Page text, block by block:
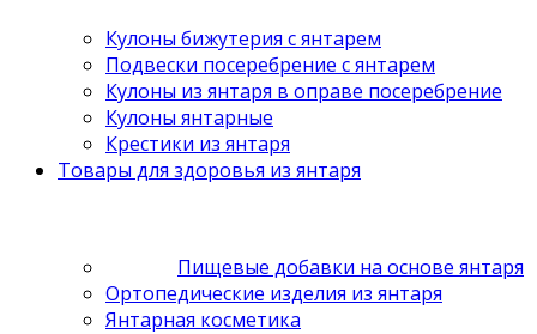
Кулоны бижутерия с янтарем
Подвески посеребрение с янтарем
Кулоны из янтаря в оправе посеребрение
Кулоны янтарные
Крестики из янтаря
Товары для здоровья из янтаря
Пищевые добавки на основе янтаря
Ортопедические изделия из янтаря
Янтарная косметика